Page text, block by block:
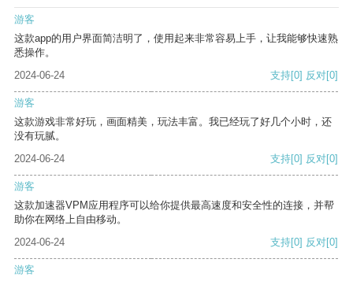
游客
这款app的用户界面简洁明了，使用起来非常容易上手，让我能够快速熟
悉操作。
2024-06-24
支持[0] 反对[0]
游客
这款游戏非常好玩，画面精美，玩法丰富。我已经玩了好几个小时，还
没有玩腻。
2024-06-24
支持[0] 反对[0]
游客
这款加速器VPM应用程序可以给你提供最高速度和安全性的连接，并帮
助你在网络上自由移动。
2024-06-24
支持[0] 反对[0]
游客